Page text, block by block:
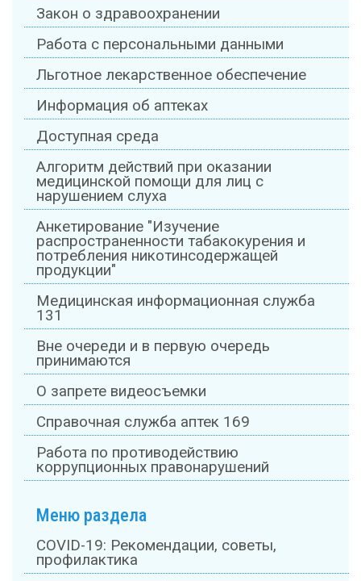
Закон о здравоохранении
Работа с персональными данными
Льготное лекарственное обеспечение
Информация об аптеках
Доступная среда
Алгоритм действий при оказании
медицинской помощи для лиц с
нарушением слуха
Анкетирование "Изучение
распространенности табакокурения и
потребления никотинсодержащей
продукции"
Медицинская информационная служба
131
Вне очереди и в первую очередь
принимаются
О запрете видеосъемки
Справочная служба аптек 169
Работа по противодействию
коррупционных правонарушений
Меню раздела
COVID-19: Рекомендации, советы,
профилактика